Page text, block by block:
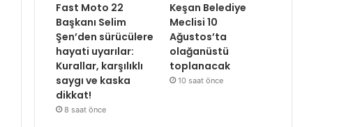
Fast Moto 22
Başkanı Selim
Şen’den sürücülere
hayati uyarılar:
Kurallar, karşılıklı
saygı ve kaska
dikkat!
8 saat önce
Keşan Belediye
Meclisi 10
Ağustos’ta
olağanüstü
toplanacak
10 saat önce